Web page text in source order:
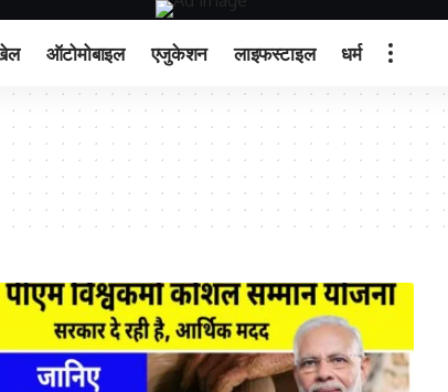
ऑटोमोबाइल एजुकेशन लाइफस्टाइल धर्म